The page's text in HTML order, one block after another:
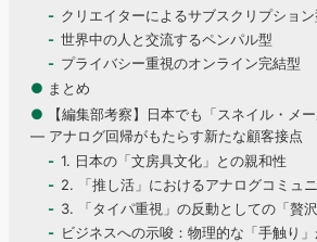
クリエイターによるサブスクリプション
世界中の人と交流するペンパル型
プライバシー重視のオンライン完結型
● まとめ
● 【編集部考察】日本でも「スネイル・メ
― アナログ回帰がもたらす新たな顧客接点
1. 日本の「文房具文化」との親和性
2. 「推し活」におけるアナログコミュ
3. 「タイパ重視」の反動としての「贅沢
ビジネスへの示唆：物理的な「手触り